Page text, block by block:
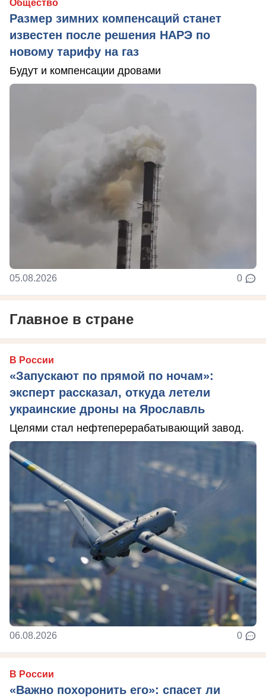
Общество
Размер зимних компенсаций станет
известен после решения НАРЭ по
новому тарифу на газ
Будут и компенсации дровами
05.08.2026 0
Главное в стране
В России
«Запускают по прямой по ночам»:
эксперт рассказал, откуда летели
украинские дроны на Ярославль
Целями стал нефтеперерабатывающий завод.
06.08.2026 0
В России
«Важно похоронить его»: спасет ли